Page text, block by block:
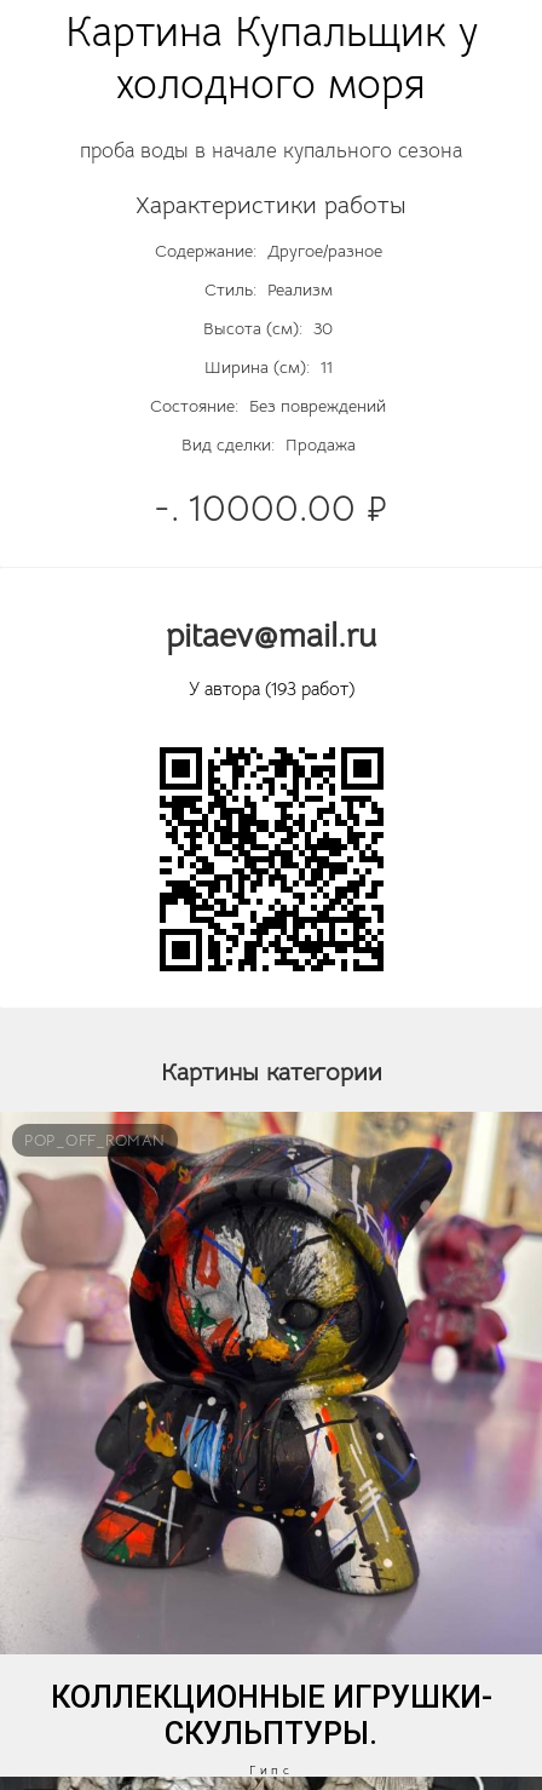
Картина Купальщик у
холодного моря
проба воды в начале купального сезона
Характеристики работы
Содержание: Другое/разное
Стиль:
Реализм
Высота (см): 30
Ширина (см): 11
Состояние:
Без повреждений
Вид сделки:
Продажа
-. 10000.00 ₽
pitaev@mail.ru
У автора (193 работ)
Картины категории
POP_OFF_ROMAN
КОЛЛЕКЦИОННЫЕ ИГРУШКИ-
СКУЛЬПТУРЫ.
Гипс